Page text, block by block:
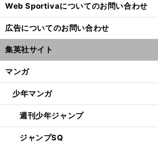
Web Sportivaについてのお問い合わせ
広告についてのお問い合わせ
集英社サイト
マンガ
少年マンガ
週刊少年ジャンプ
ジャンプSQ